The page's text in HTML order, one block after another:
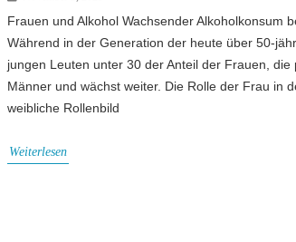
Frauen und Alkohol Wachsender Alkoholkonsum
Während in der Generation der heute über 50-
jungen Leuten unter 30 der Anteil der Frauen,
Männer und wächst weiter. Die Rolle der Frau in
weibliche Rollenbild
Weiterlesen